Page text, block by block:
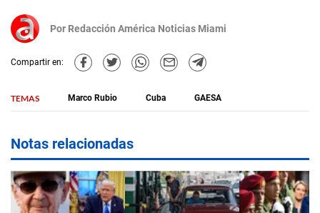
Por Redacción América Noticias Miami
Compartir en:
TEMAS Marco Rubio Cuba GAESA
Notas relacionadas